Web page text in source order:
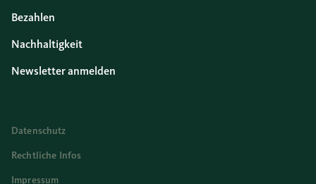
Bezahlen
Nachhaltigkeit
Newsletter anmelden
Datenschutz
Rechtliche Infos
Impressum